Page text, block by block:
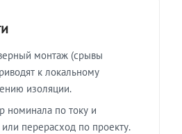
монтаж (срывы
к локальному
изоляции.
номинала по току и
перерасход по проекту.